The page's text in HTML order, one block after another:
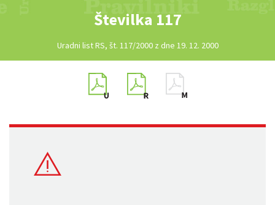
Številka 117
Uradni list RS, št. 117/2000 z dne 19. 12. 2000